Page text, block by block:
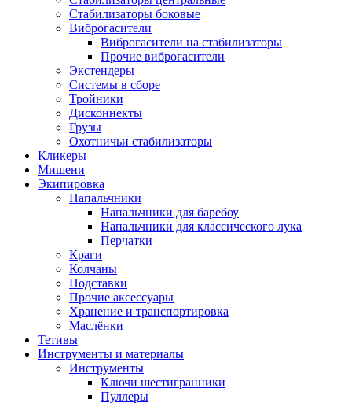
Стабилизаторы боковые
Виброгасители
Виброгасители на стабилизаторы
Прочие виброгасители
Экстендеры
Системы в сборе
Тройники
Дисконнекты
Грузы
Охотничьи стабилизаторы
Кликеры
Мишени
Экипировка
Напальчники
Напальчники для баребоу
Напальчники для классического лука
Перчатки
Краги
Колчаны
Подставки
Прочие аксессуары
Хранение и транспортировка
Маслёнки
Тетивы
Инструменты и материалы
Инструменты
Ключи шестигранники
Пуллеры